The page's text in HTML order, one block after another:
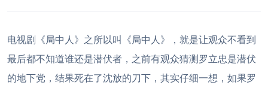
电视剧《局中人》之所以叫《局中人》，就是让观众不看到
最后都不知道谁还是潜伏者，之前有观众猜测罗立忠是潜伏
的地下党，结果死在了沈放的刀下，其实仔细一想，如果罗